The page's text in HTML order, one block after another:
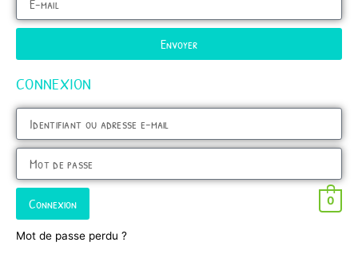
Envoyer
CONNEXION
Connexion
Mot de passe perdu ?
0